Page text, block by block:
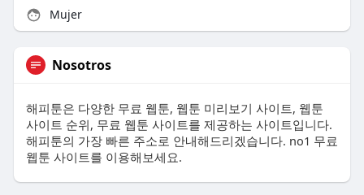
Mujer
Nosotros
해피툰은 다양한 무료 웹툰, 웹툰 미리보기 사이트, 웹툰
사이트 순위, 무료 웹툰 사이트를 제공하는 사이트입니다.
해피툰의 가장 빠른 주소로 안내해드리겠습니다. no1 무료
웹툰 사이트를 이용해보세요.